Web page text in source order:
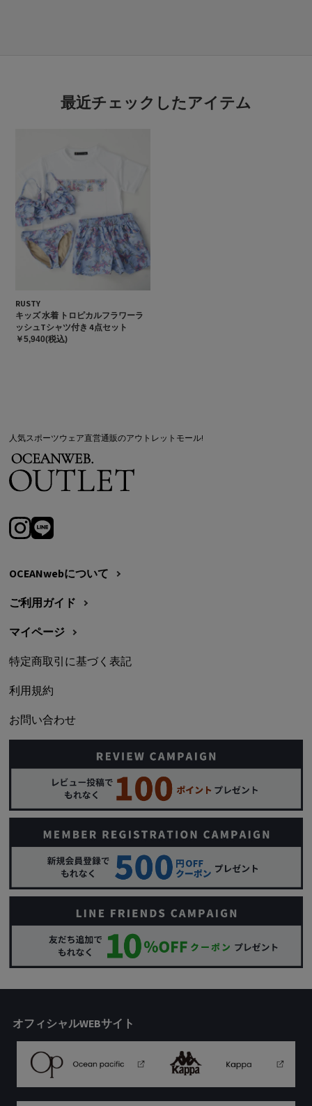
最近チェックしたアイテム
RUSTY
キッズ 水着 トロピカルフラワーラ
ッシュTシャツ付き 4点セット
￥5,940(税込)
人気スポーツウェア直営通販のアウトレットモール!
OCEANwebについて
ご利用ガイド
マイページ
特定商取引に基づく表記
利用規約
お問い合わせ
オフィシャルWEBサイト